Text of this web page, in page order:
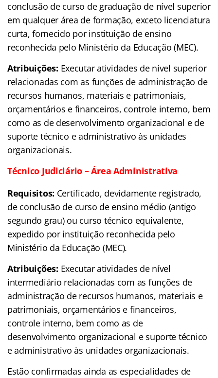
conclusão de curso de graduação de nível superior
em qualquer área de formação, exceto licenciatura
curta, fornecido por instituição de ensino
reconhecida pelo Ministério da Educação (MEC).
Atribuições: Executar atividades de nível superior
relacionadas com as funções de administração de
recursos humanos, materiais e patrimoniais,
orçamentários e financeiros, controle interno, bem
como as de desenvolvimento organizacional e de
suporte técnico e administrativo às unidades
organizacionais.
Técnico Judiciário – Área Administrativa
Requisitos: Certificado, devidamente registrado,
de conclusão de curso de ensino médio (antigo
segundo grau) ou curso técnico equivalente,
expedido por instituição reconhecida pelo
Ministério da Educação (MEC).
Atribuições: Executar atividades de nível
intermediário relacionadas com as funções de
administração de recursos humanos, materiais e
patrimoniais, orçamentários e financeiros,
controle interno, bem como as de
desenvolvimento organizacional e suporte técnico
e administrativo às unidades organizacionais.
Estão confirmadas ainda as especialidades de